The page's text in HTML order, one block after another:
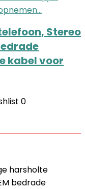
Stereo
kabel voor
0
harsholte
bedrade